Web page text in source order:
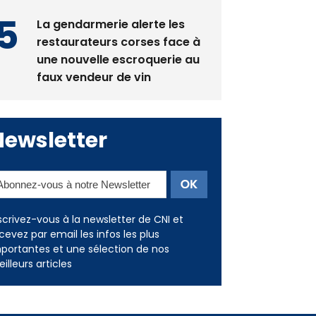
une nouvelle escroquerie au
faux vendeur de vin
vous à la newsletter de CNI et
par email les infos les plus
et une sélection de nos